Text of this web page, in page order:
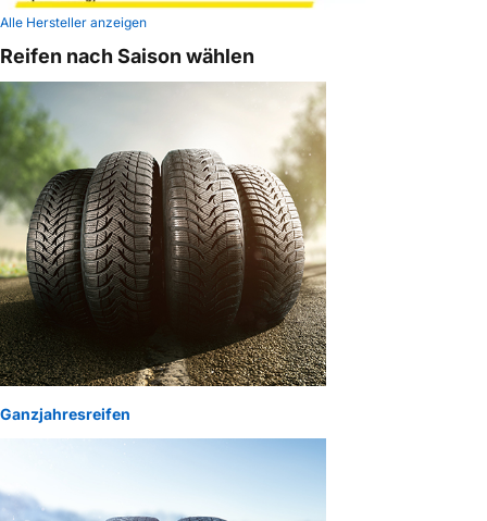
Alle Hersteller anzeigen
Reifen nach Saison wählen
Ganzjahresreifen